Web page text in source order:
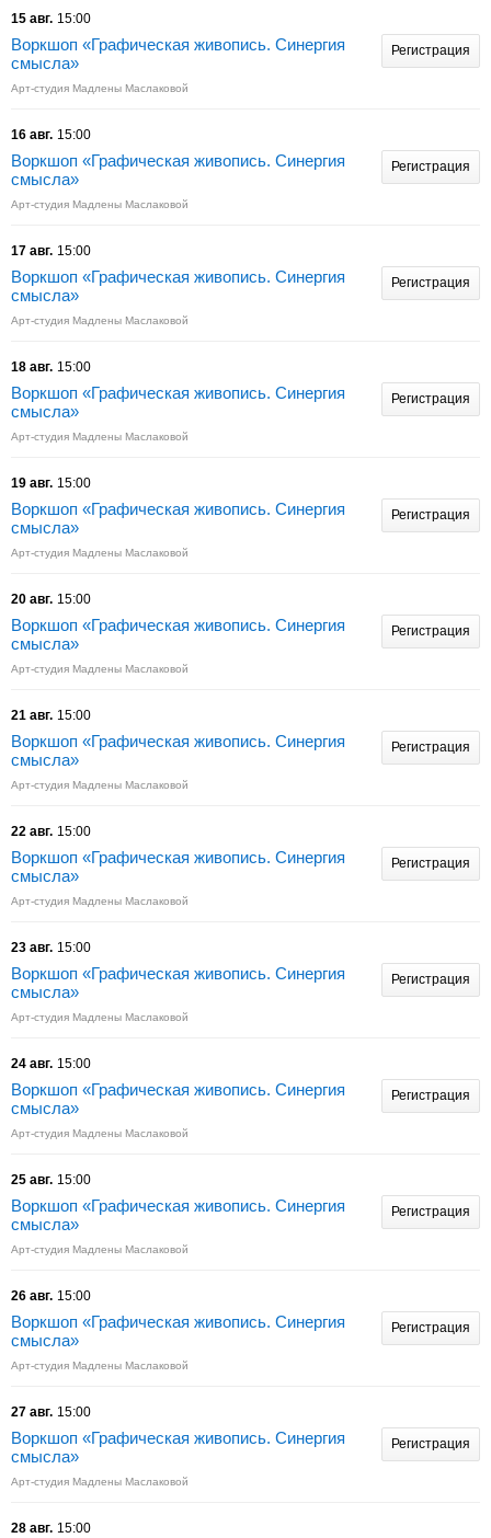
15 авг. 15:00
Воркшоп «Графическая живопись. Синергия
смысла»
Арт-студия Мадлены Маслаковой
Регистрация
16 авг. 15:00
Воркшоп «Графическая живопись. Синергия
смысла»
Арт-студия Мадлены Маслаковой
Регистрация
17 авг. 15:00
Воркшоп «Графическая живопись. Синергия
смысла»
Арт-студия Мадлены Маслаковой
Регистрация
18 авг. 15:00
Воркшоп «Графическая живопись. Синергия
смысла»
Арт-студия Мадлены Маслаковой
Регистрация
19 авг. 15:00
Воркшоп «Графическая живопись. Синергия
смысла»
Арт-студия Мадлены Маслаковой
Регистрация
20 авг. 15:00
Воркшоп «Графическая живопись. Синергия
смысла»
Арт-студия Мадлены Маслаковой
Регистрация
21 авг. 15:00
Воркшоп «Графическая живопись. Синергия
смысла»
Арт-студия Мадлены Маслаковой
Регистрация
22 авг. 15:00
Воркшоп «Графическая живопись. Синергия
смысла»
Арт-студия Мадлены Маслаковой
Регистрация
23 авг. 15:00
Воркшоп «Графическая живопись. Синергия
смысла»
Арт-студия Мадлены Маслаковой
Регистрация
24 авг. 15:00
Воркшоп «Графическая живопись. Синергия
смысла»
Арт-студия Мадлены Маслаковой
Регистрация
25 авг. 15:00
Воркшоп «Графическая живопись. Синергия
смысла»
Арт-студия Мадлены Маслаковой
Регистрация
26 авг. 15:00
Воркшоп «Графическая живопись. Синергия
смысла»
Арт-студия Мадлены Маслаковой
Регистрация
27 авг. 15:00
Воркшоп «Графическая живопись. Синергия
смысла»
Арт-студия Мадлены Маслаковой
Регистрация
28 авг. 15:00